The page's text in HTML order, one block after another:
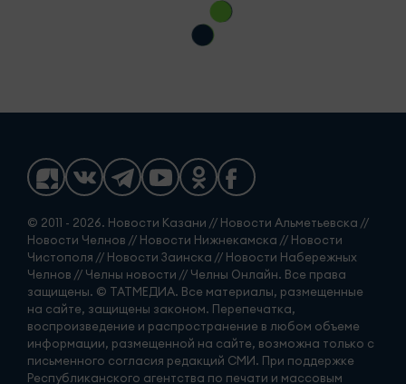
© 2011 - 2026. Новости Казани // Новости Альметьевска //
Новости Челнов // Новости Нижнекамска // Новости
Чистополя // Новости Заинска // Новости Набережных
Челнов // Челны новости // Челны Онлайн. Все права
защищены. © ТАТМЕДИА. Все материалы, размещенные
на сайте, защищены законом. Перепечатка,
воспроизведение и распространение в любом объеме
информации, размещенной на сайте, возможна только с
письменного согласия редакций СМИ. При поддержке
Республиканского агентства по печати и массовым